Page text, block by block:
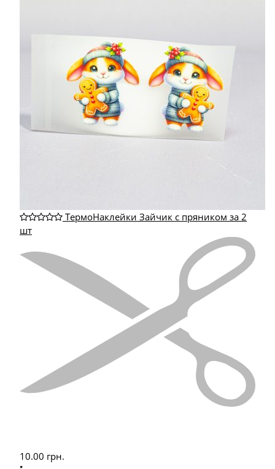
ТермоНаклейки Зайчик с пряником за 2
шт
10.00 грн.